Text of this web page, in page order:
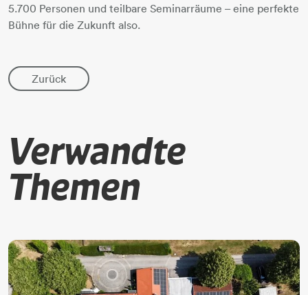
5.700 Personen und teilbare Seminarräume – eine perfekte
Bühne für die Zukunft also.
Zurück
Verwandte
Themen